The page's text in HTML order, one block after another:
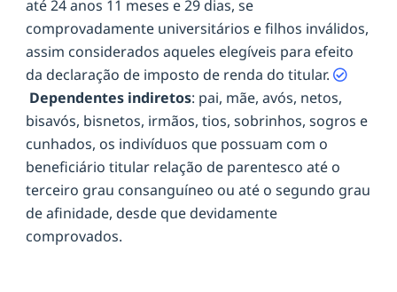
até 24 anos 11 meses e 29 dias, se
comprovadamente universitários e filhos inválidos,
assim considerados aqueles elegíveis para efeito
da declaração de imposto de renda do titular.
Dependentes indiretos: pai, mãe, avós, netos,
bisavós, bisnetos, irmãos, tios, sobrinhos, sogros e
cunhados, os indivíduos que possuam com o
beneficiário titular relação de parentesco até o
terceiro grau consanguíneo ou até o segundo grau
de afinidade, desde que devidamente
comprovados.